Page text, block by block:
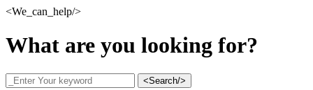
<We_can_help/>
What are you looking for?
<Search/>